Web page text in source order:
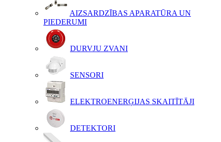
AIZSARDZĪBAS APARATŪRA UN
PIEDERUMI
DURVJU ZVANI
SENSORI
ELEKTROENERĢIJAS SKAITĪTĀJI
DETEKTORI